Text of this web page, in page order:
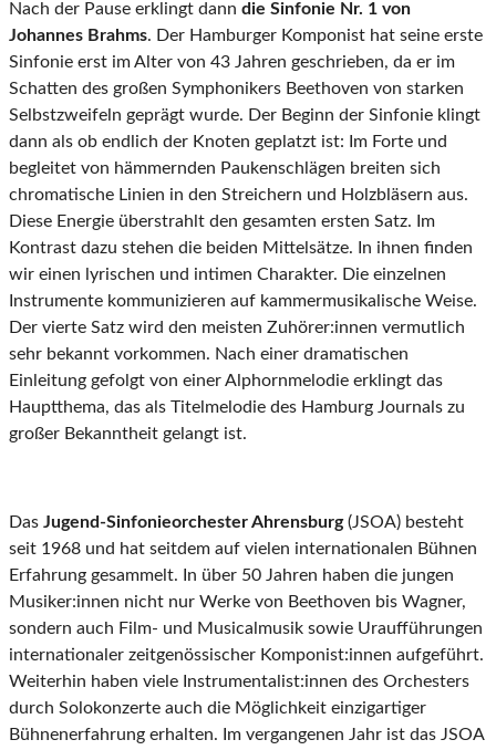
Nach der Pause erklingt dann die Sinfonie Nr. 1 von
Johannes Brahms. Der Hamburger Komponist hat seine erste
Sinfonie erst im Alter von 43 Jahren geschrieben, da er im
Schatten des großen Symphonikers Beethoven von starken
Selbstzweifeln geprägt wurde. Der Beginn der Sinfonie klingt
dann als ob endlich der Knoten geplatzt ist: Im Forte und
begleitet von hämmernden Paukenschlägen breiten sich
chromatische Linien in den Streichern und Holzbläsern aus.
Diese Energie überstrahlt den gesamten ersten Satz. Im
Kontrast dazu stehen die beiden Mittelsätze. In ihnen finden
wir einen lyrischen und intimen Charakter. Die einzelnen
Instrumente kommunizieren auf kammermusikalische Weise.
Der vierte Satz wird den meisten Zuhörer:innen vermutlich
sehr bekannt vorkommen. Nach einer dramatischen
Einleitung gefolgt von einer Alphornmelodie erklingt das
Hauptthema, das als Titelmelodie des Hamburg Journals zu
großer Bekanntheit gelangt ist.
Das Jugend-Sinfonieorchester Ahrensburg(JSOA) besteht
seit 1968 und hat seitdem auf vielen internationalen Bühnen
Erfahrung gesammelt. In über 50 Jahren haben die jungen
Musiker:innen nicht nur Werke von Beethoven bis Wagner,
sondern auch Film- und Musicalmusik sowie Uraufführungen
internationaler zeitgenössischer Komponist:innen aufgeführt.
Weiterhin haben viele Instrumentalist:innen des Orchesters
durch Solokonzerte auch die Möglichkeit einzigartiger
Bühnenerfahrung erhalten. Im vergangenen Jahr ist das JSOA